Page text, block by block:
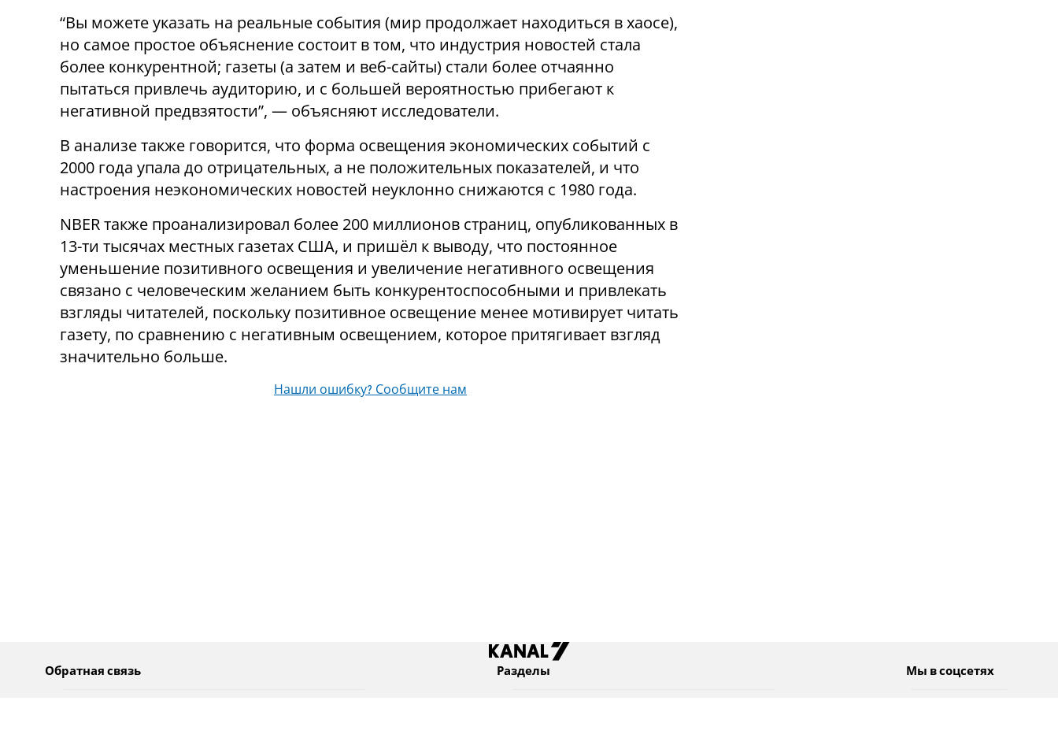
“Вы можете указать на реальные события (мир продолжает находиться в хаосе),
но самое простое объяснение состоит в том, что индустрия новостей стала
более конкурентной; газеты (а затем и веб-сайты) стали более отчаянно
пытаться привлечь аудиторию, и с большей вероятностью прибегают к
негативной предвзятости”, — объясняют исследователи.
В анализе также говорится, что форма освещения экономических событий с
2000 года упала до отрицательных, а не положительных показателей, и что
настроения неэкономических новостей неуклонно снижаются с 1980 года.
NBER также проанализировал более 200 миллионов страниц, опубликованных в
13-ти тысячах местных газетах США, и пришёл к выводу, что постоянное
уменьшение позитивного освещения и увеличение негативного освещения
связано с человеческим желанием быть конкурентоспособными и привлекать
взгляды читателей, поскольку позитивное освещение менее мотивирует читать
газету, по сравнению с негативным освещением, которое притягивает взгляд
значительно больше.
Нашли ошибку? Сообщите нам
Обратная связь Разделы Мы в соцсетях